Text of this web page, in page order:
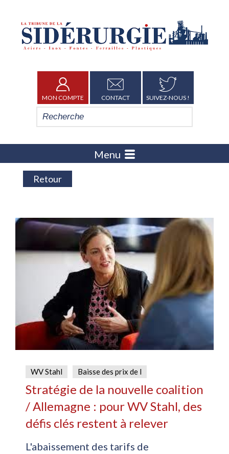
MON COMPTE CONTACT SUIVEZ-NOUS !
Menu
Retour
WV Stahl Baisse des prix de l
Stratégie de la nouvelle coalition
/ Allemagne : pour WV Stahl, des
défis clés restent à relever
L'abaissement des tarifs de